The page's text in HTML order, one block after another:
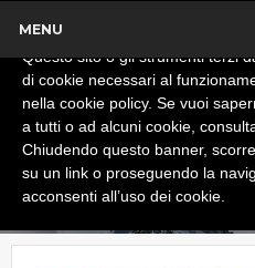
MENU
Informativa
Questo sito o gli strumenti terzi
di cookie necessari al
nella cookie policy. Se vuoi
a tutti o ad alcuni cookie,
Chiudendo questo banner,
su un link o proseguendo la
acconsenti all’uso dei cookie.